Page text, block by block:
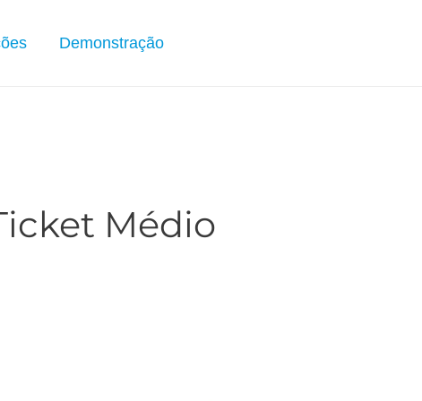
Demonstração
Médio